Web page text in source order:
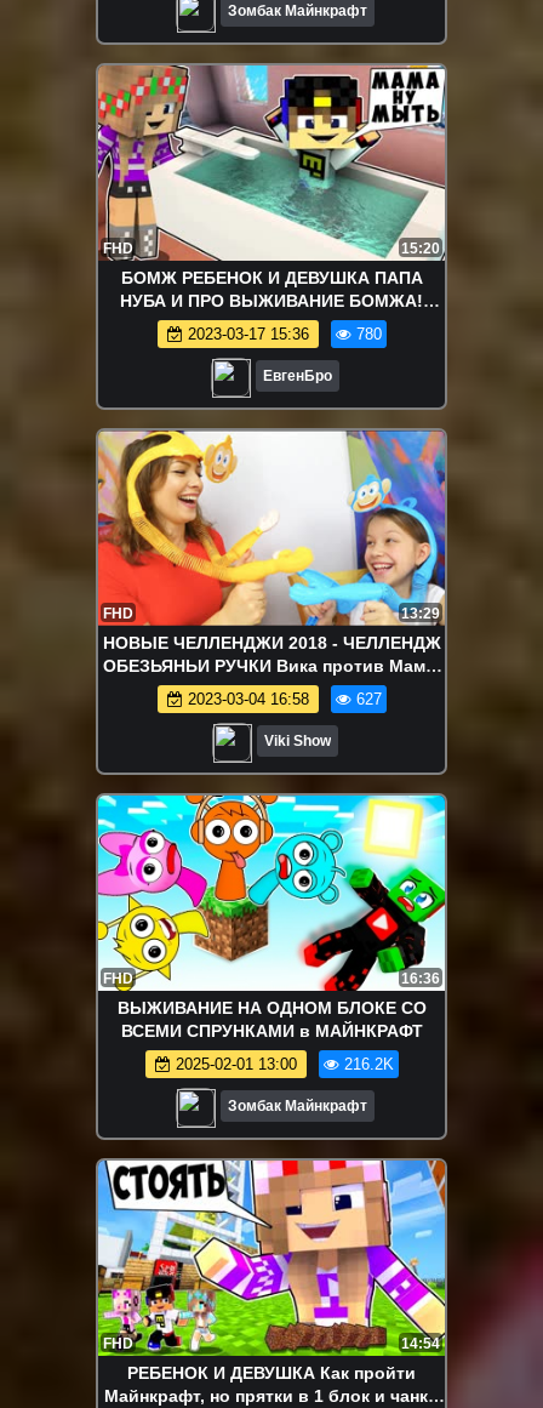
Зомбак Майнкрафт
FHD 15:20
БОМЖ РЕБЕНОК И ДЕВУШКА ПАПА
НУБА И ПРО ВЫЖИВАНИЕ БОМЖА!
МАЙНКРАФТ В РЕАЛЬНОЙ ЖИЗНИ
ВИДЕО ТРОЛЛИНГ
2023-03-17 15:36 780
ЕвгенБро
FHD 13:29
НОВЫЕ ЧЕЛЛЕНДЖИ 2018 - ЧЕЛЛЕНДЖ
ОБЕЗЬЯНЬИ РУЧКИ Вика против Мамы
Challenge / Вики Шоу
2023-03-04 16:58 627
Viki Show
FHD 16:36
ВЫЖИВАНИЕ НА ОДНОМ БЛОКЕ СО
ВСЕМИ СПРУНКАМИ в МАЙНКРАФТ
2025-02-01 13:00 216.2K
Зомбак Майнкрафт
FHD 14:54
РЕБЕНОК И ДЕВУШКА Как пройти
Майнкрафт, но прятки в 1 блок и чанк !